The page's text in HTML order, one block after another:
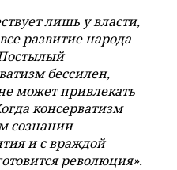
лишь у власти,
развитие народа
бессилен,
может привлекать
консерватизм
сознании
и с враждой
революция».